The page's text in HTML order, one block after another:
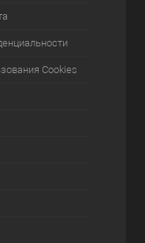
Cookies